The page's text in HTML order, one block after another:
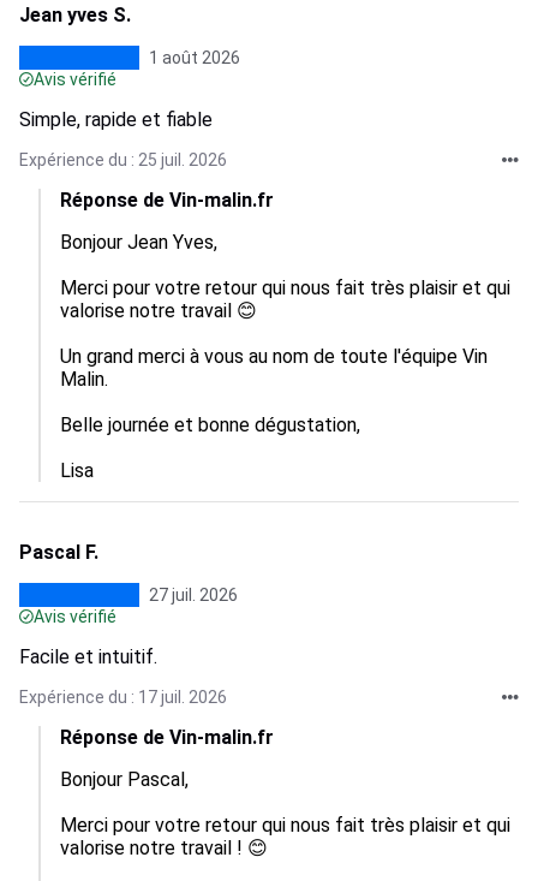
Jean yves S.
1 août 2026
Avis vérifié
Simple, rapide et fiable
Expérience du : 25 juil. 2026
Réponse de Vin-malin.fr
Bonjour Jean Yves,
Merci pour votre retour qui nous fait très plaisir et qui
valorise notre travail 😊
Un grand merci à vous au nom de toute l'équipe Vin
Malin.
Belle journée et bonne dégustation,
Lisa
Pascal F.
27 juil. 2026
Avis vérifié
Facile et intuitif.
Expérience du : 17 juil. 2026
Réponse de Vin-malin.fr
Bonjour Pascal,
Merci pour votre retour qui nous fait très plaisir et qui
valorise notre travail ! 😊